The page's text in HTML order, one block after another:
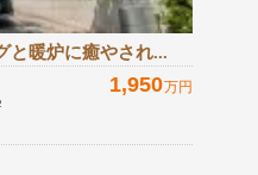
と暖炉に癒やされ...
1,950万円